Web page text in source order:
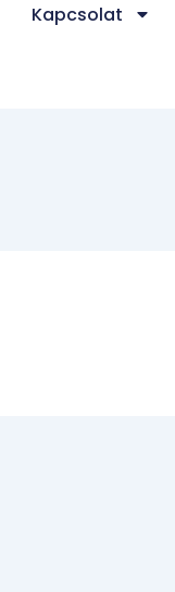
Kapcsolat